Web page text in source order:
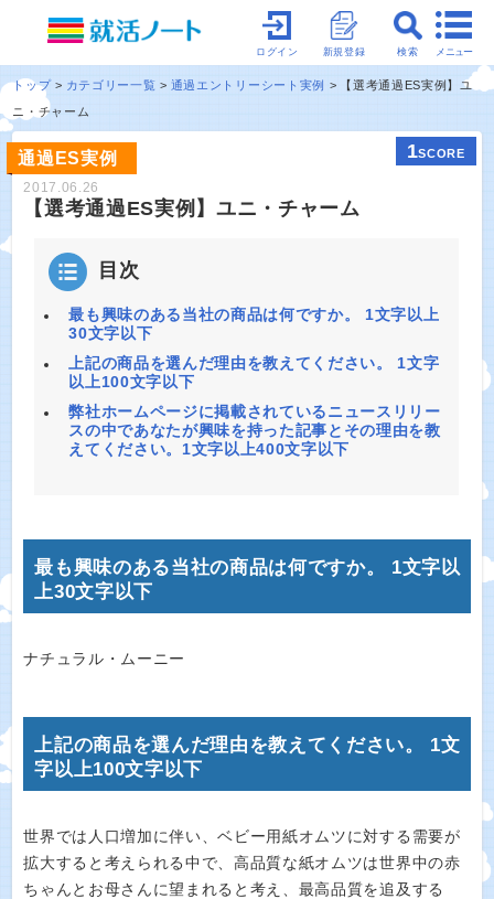
メニュー
検索
新規登録
ログイン
トップ カテゴリー一覧 通過エントリーシート実例
【選考通過ES実例】ユ
ニ・チャーム
通過ES実例 1SCORE
2017.06.26
【選考通過ES実例】ユニ・チャーム
目次
最も興味のある当社の商品は何ですか。 1文字以上
30文字以下
上記の商品を選んだ理由を教えてください。 1文字
以上100文字以下
弊社ホームページに掲載されているニュースリリー
スの中であなたが興味を持った記事とその理由を教
えてください。1文字以上400文字以下
最も興味のある当社の商品は何ですか。 1文字以
上30文字以下
ナチュラル・ムーニー
上記の商品を選んだ理由を教えてください。 1文
字以上100文字以下
世界では人口増加に伴い、ベビー用紙オムツに対する需要が
拡大すると考えられる中で、高品質な紙オムツは世界中の赤
ちゃんとお母さんに望まれると考え、最高品質を追及する